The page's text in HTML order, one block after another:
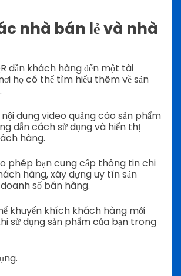
nhà bán lẻ và nhà
dẫn khách hàng đến một tài
họ có thể tìm hiểu thêm về sản
dung video quảng cáo sản phẩm
dẫn cách sử dụng và hiển thị
hàng.
phép bạn cung cấp thông tin chi
hàng, xây dựng uy tín sản
số bán hàng.
khuyến khích khách hàng mới
sử dụng sản phẩm của bạn trong